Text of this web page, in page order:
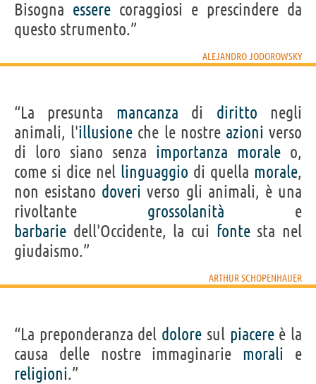
Bisogna essere coraggiosi e prescindere da
questo strumento.”
ALEJANDRO JODOROWSKY
“La presunta mancanza di diritto negli
animali, l'illusione che le nostre azioni verso
di loro siano senza importanza morale o,
come si dice nel linguaggio di quella morale,
non esistano doveri verso gli animali, è una
rivoltante grossolanità e
barbarie dell'Occidente, la cui fontesta nel
giudaismo.”
ARTHUR SCHOPENHAUER
“La preponderanza del dolore sul piacereè la
causa delle nostre immaginarie morali e
religioni.”